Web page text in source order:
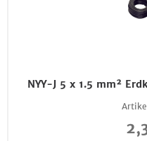
NYY-J 5 x 1.5 mm²